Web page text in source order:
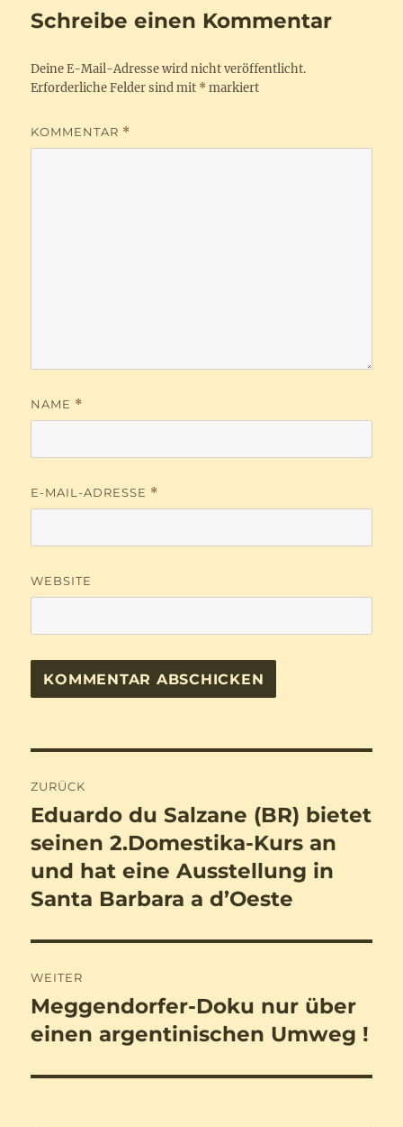
Schreibe einen Kommentar
Deine E-Mail-Adresse wird nicht veröffentlicht.
Erforderliche Felder sind mit * markiert
KOMMENTAR *
NAME *
E-MAIL-ADRESSE *
WEBSITE
ZURÜCK
Vorheriger
Beitrag:
Eduardo du Salzane (BR) bietet
seinen 2.Domestika-Kurs an
und hat eine Ausstellung in
Santa Barbara a d’Oeste
WEITER
Nächster
Beitrag:
Meggendorfer-Doku nur über
einen argentinischen Umweg !